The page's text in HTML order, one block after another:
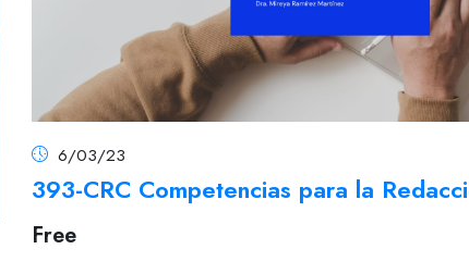
6/03/23
393-CRC Competencias para la
Free